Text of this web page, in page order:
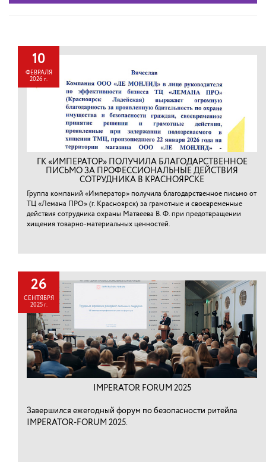
10
ФЕВРАЛЯ
2026 г.
ГК «ИМПЕРАТОР» ПОЛУЧИЛА БЛАГОДАРСТВЕННОЕ
ПИСЬМО ЗА ПРОФЕССИОНАЛЬНЫЕ ДЕЙСТВИЯ
СОТРУДНИКА В КРАСНОЯРСКЕ
Группа компаний «Император» получила благодарственное письмо от
ТЦ «Лемана ПРО» (г. Красноярск) за грамотные и своевременные
действия сотрудника охраны Матвеева В. Ф. при предотвращении
хищения товарно-материальных ценностей.⁠
26
СЕНТЯБРЯ
2025 г.
IMPERATOR FORUM 2025
Завершился ежегодный форум по безопасности ритейла
IMPERATOR-FORUM 2025.